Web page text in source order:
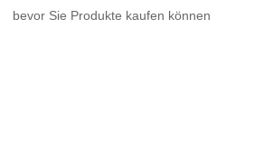
bevor Sie Produkte kaufen können